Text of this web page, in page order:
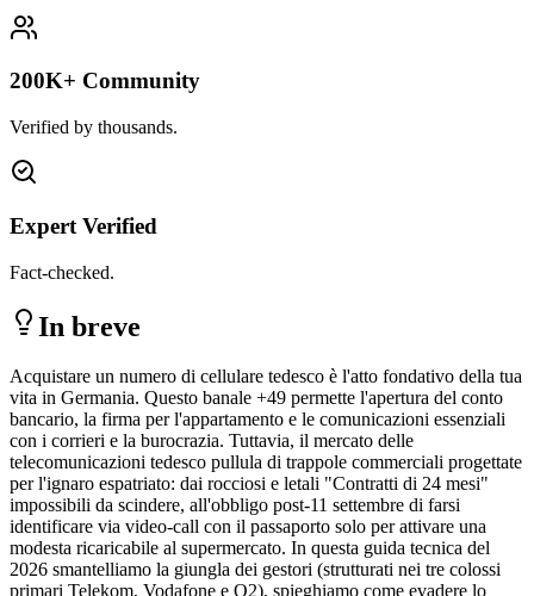
200K+ Community
Verified by thousands.
Expert Verified
Fact-checked.
In breve
Acquistare un numero di cellulare tedesco è l'atto fondativo della tua
vita in Germania. Questo banale +49 permette l'apertura del conto
bancario, la firma per l'appartamento e le comunicazioni essenziali
con i corrieri e la burocrazia. Tuttavia, il mercato delle
telecomunicazioni tedesco pullula di trappole commerciali progettate
per l'ignaro espatriato: dai rocciosi e letali "Contratti di 24 mesi"
impossibili da scindere, all'obbligo post-11 settembre di farsi
identificare via video-call con il passaporto solo per attivare una
modesta ricaricabile al supermercato. In questa guida tecnica del
2026 smantelliamo la giungla dei gestori (strutturati nei tre colossi
primari Telekom, Vodafone e O2), spieghiamo come evadere lo